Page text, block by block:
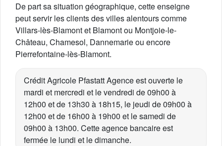
De part sa situation géographique, cette enseigne
peut servir les clients des villes alentours comme
Villars-lès-Blamont et Blamont ou Montjoie-le-
Château, Chamesol, Dannemarie ou encore
Pierrefontaine-lès-Blamont.
Crédit Agricole Pfastatt Agence est ouverte le
mardi et mercredi et le vendredi de 09h00 à
12h00 et de 13h30 à 18h15, le jeudi de 09h00 à
12h00 et de 16h00 à 19h00 et le samedi de
09h00 à 13h00. Cette agence bancaire est
fermée le lundi et le dimanche.